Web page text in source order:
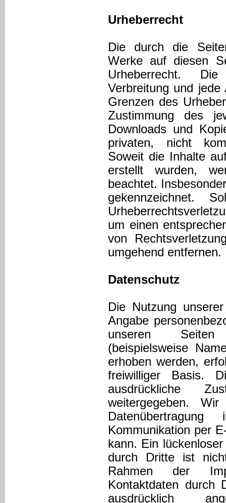
Urheberrecht
Die durch die
Werke auf diesen
Urheberrecht. Die
Verbreitung und
Grenzen des
Zustimmung des
Downloads und
privaten, nicht
Soweit die Inhalte
erstellt wurden,
beachtet.
gekennzeichnet.
um einen
von
umgehend entfernen.
Datenschutz
Die Nutzung
Angabe
unseren Seiten
(beispielsweise
erhoben werden,
freiwilliger Basis.
ausdrückliche
weitergegeben.
Kommunikation per
kann. Ein
durch Dritte ist
Rahmen der
Kontaktdaten durch
ausdrücklich